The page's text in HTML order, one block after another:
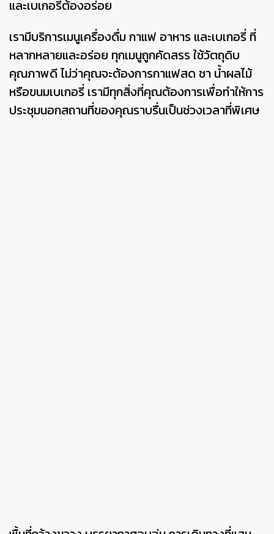
และเบเกอรี่ต้องอร่อย
เรามีบริการเมนูเครื่องดื่ม กาแฟ อาหาร และเบเกอรี่ ที่
หลากหลายและอร่อย ทุกเมนูถูกคัดสรร ใช้วัตถุดิบ
คุณภาพดี ไม่ว่าคุณจะต้องการกาแฟสด ชา น้ำผลไม้
หรือขนมเบเกอรี่ เรามีทุกสิ่งที่คุณต้องการเพื่อทำให้การ
ประชุมนอกสถานที่ของคุณราบรื่นเป็นช่วงเวลาที่พิเศษ